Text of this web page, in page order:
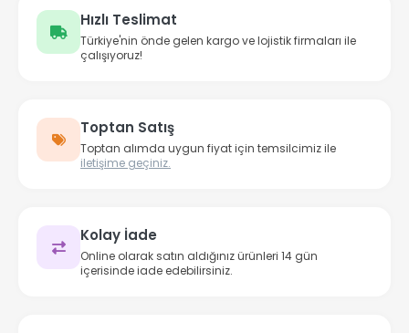
Hızlı Teslimat
Türkiye'nin önde gelen kargo ve lojistik firmaları ile
çalışıyoruz!
Toptan Satış
Toptan alımda uygun fiyat için temsilcimiz ile
iletişime geçiniz.
Kolay İade
Online olarak satın aldığınız ürünleri 14 gün
içerisinde iade edebilirsiniz.